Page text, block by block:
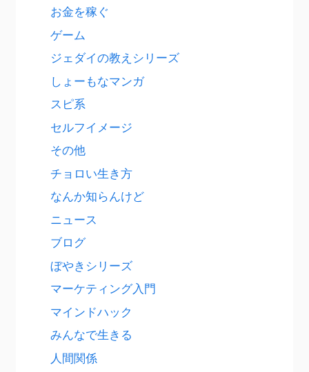
お金を稼ぐ
ゲーム
ジェダイの教えシリーズ
しょーもなマンガ
スピ系
セルフイメージ
その他
チョロい生き方
なんか知らんけど
ニュース
ブログ
ぼやきシリーズ
マーケティング入門
マインドハック
みんなで生きる
人間関係